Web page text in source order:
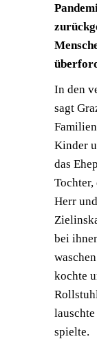
In den
sagt
Kinder
das
Herr
bei
kochte
spielte.